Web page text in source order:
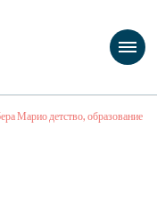
Марио детство, образование